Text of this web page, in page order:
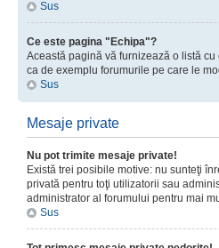
Sus
Ce este pagina "Echipa"?
Această pagină vă furnizează o listă
ca de exemplu forumurile pe care le
Sus
Mesaje private
Nu pot trimite mesaje private!
Există trei posibile motive: nu sunteţi
privată pentru toţi utilizatorii sau
administrator al forumului pentru mai
Sus